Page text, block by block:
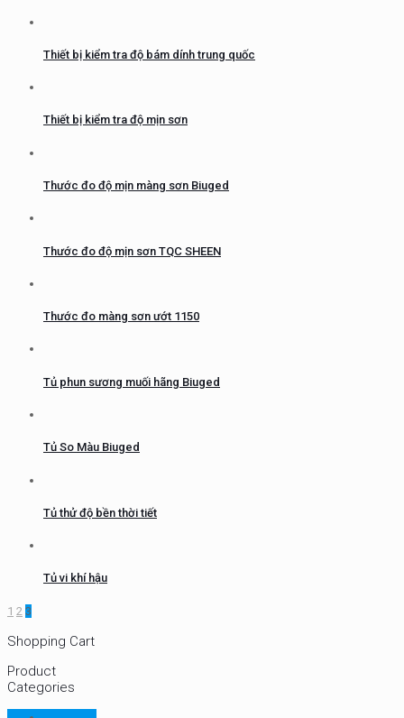
Thiết bị kiểm tra độ bám dính trung quốc
Thiết bị kiểm tra độ mịn sơn
Thước đo độ mịn màng sơn Biuged
Thước đo độ mịn sơn TQC SHEEN
Thước đo màng sơn ướt 1150
Tủ phun sương muối hãng Biuged
Tủ So Màu Biuged
Tủ thử độ bền thời tiết
Tủ vi khí hậu
1 2 3
Shopping Cart
Product
Categories